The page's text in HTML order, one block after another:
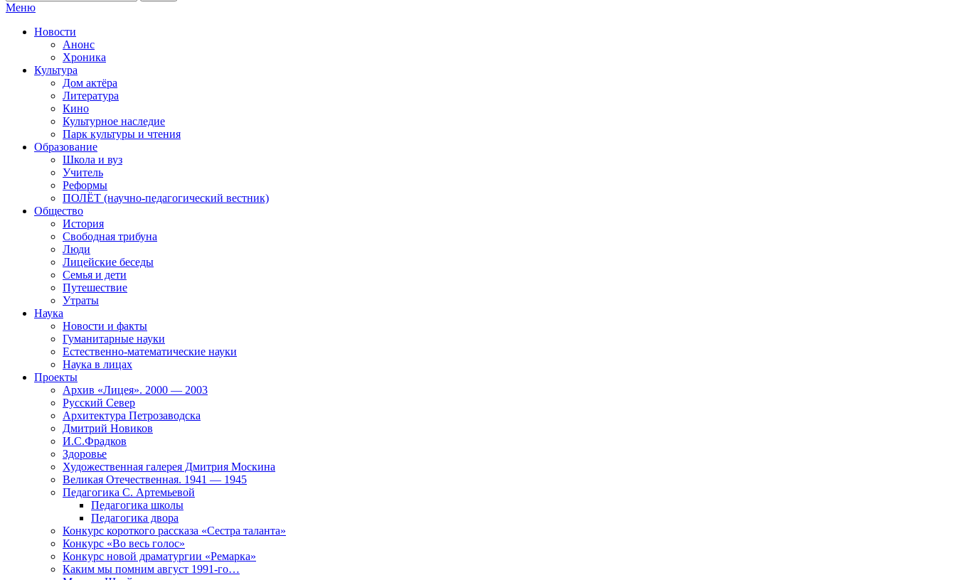
Меню
Новости
Анонс
Хроника
Культура
Дом актёра
Литература
Кино
Культурное наследие
Парк культуры и чтения
Образование
Школа и вуз
Учитель
Реформы
ПОЛЁТ (научно-педагогический вестник)
Общество
История
Свободная трибуна
Люди
Лицейские беседы
Семья и дети
Путешествие
Утраты
Наука
Новости и факты
Гуманитарные науки
Естественно-математические науки
Наука в лицах
Проекты
Архив «Лицея». 2000 — 2003
Русский Север
Архитектура Петрозаводска
Дмитрий Новиков
И.С.Фрадков
Здоровье
Художественная галерея Дмитрия Москина
Великая Отечественная. 1941 — 1945
Педагогика С. Артемьевой
Педагогика школы
Педагогика двора
Конкурс короткого рассказа «Сестра таланта»
Конкурс «Во весь голос»
Конкурс новой драматургии «Ремарка»
Каким мы помним август 1991-го…